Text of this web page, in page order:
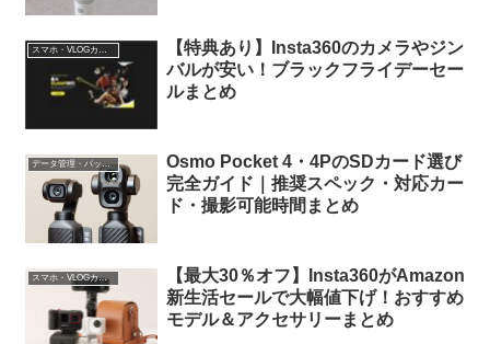
スマホ・VLOGカメラ
【特典あり】Insta360のカメラやジン
バルが安い！ブラックフライデーセー
ルまとめ
データ管理・バックアップ
Osmo Pocket 4・4PのSDカード選び
完全ガイド｜推奨スペック・対応カー
ド・撮影可能時間まとめ
スマホ・VLOGカメラ
【最大30％オフ】Insta360がAmazon
新生活セールで大幅値下げ！おすすめ
モデル＆アクセサリーまとめ